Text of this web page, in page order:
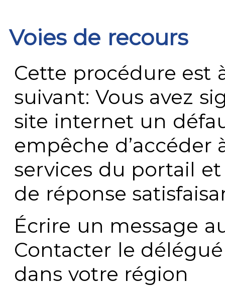
Voies de recours
Cette procédure est
suivant: Vous avez
site internet un
empêche
services du portail
de réponse
Écrire un message
Contacter le
dans votre région